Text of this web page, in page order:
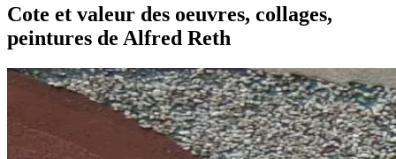
Cote et valeur des oeuvres, collages,
peintures de Alfred Reth